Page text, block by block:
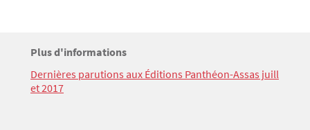
Bloc(s) libre(s)
Titre
Plus d'informations
Texte
Dernières parutions aux Éditions Panthéon-Assas juill
et 2017